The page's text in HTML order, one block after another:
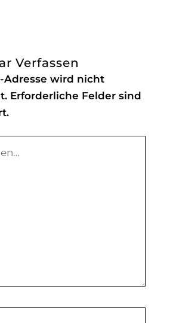
Verfassen
Adresse wird nicht
Erforderliche Felder sind